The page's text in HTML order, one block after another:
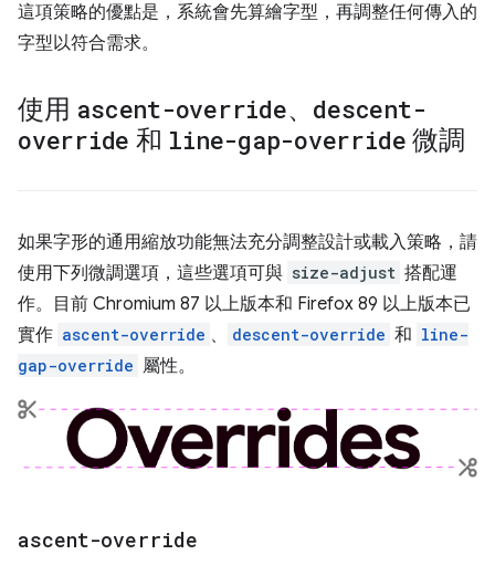
這項策略的優點是，系統會先算繪字型，再調整任何傳入的
字型以符合需求。
使用 ascent-override、 descent-
override 和 line-gap-override 微調
如果字形的通用縮放功能無法充分調整設計或載入策略，請
使用下列微調選項，這些選項可與 size-adjust 搭配運
作。目前 Chromium 87 以上版本和 Firefox 89 以上版本已
實作 ascent-override 、 descent-override 和 line-
gap-override 屬性。
ascent-override